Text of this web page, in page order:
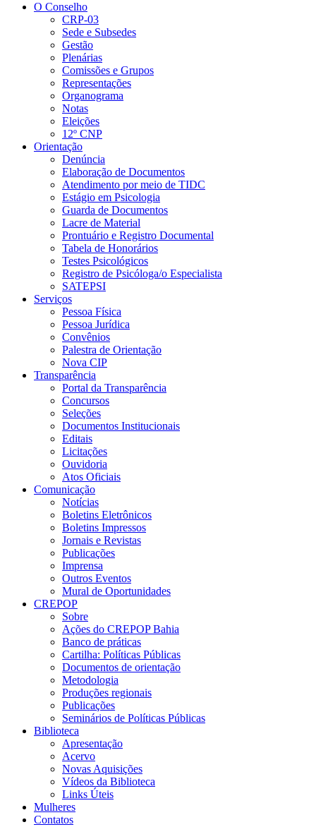
O Conselho
CRP-03
Sede e Subsedes
Gestão
Plenárias
Comissões e Grupos
Representações
Organograma
Notas
Eleições
12º CNP
Orientação
Denúncia
Elaboração de Documentos
Atendimento por meio de TIDC
Estágio em Psicologia
Guarda de Documentos
Lacre de Material
Prontuário e Registro Documental
Tabela de Honorários
Testes Psicológicos
Registro de Psicóloga/o Especialista
SATEPSI
Serviços
Pessoa Física
Pessoa Jurídica
Convênios
Palestra de Orientação
Nova CIP
Transparência
Portal da Transparência
Concursos
Seleções
Documentos Institucionais
Editais
Licitações
Ouvidoria
Atos Oficiais
Comunicação
Notícias
Boletins Eletrônicos
Boletins Impressos
Jornais e Revistas
Publicações
Imprensa
Outros Eventos
Mural de Oportunidades
CREPOP
Sobre
Ações do CREPOP Bahia
Banco de práticas
Cartilha: Políticas Públicas
Documentos de orientação
Metodologia
Produções regionais
Publicações
Seminários de Políticas Públicas
Biblioteca
Apresentação
Acervo
Novas Aquisições
Vídeos da Biblioteca
Links Úteis
Mulheres
Contatos